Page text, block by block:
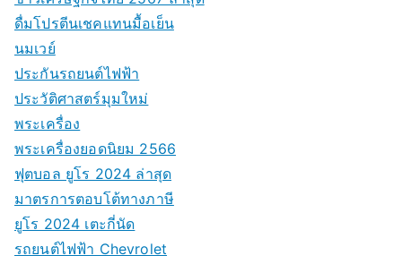
ดื่มโปรตีนเชคแทนมื้อเย็น
นมเวย์
ประกันรถยนต์ไฟฟ้า
ประวัติศาสตร์มุมใหม่
พระเครื่อง
พระเครื่องยอดนิยม 2566
ฟุตบอล ยูโร 2024 ล่าสุด
มาตรการตอบโต้ทางภาษี
ยูโร 2024 เตะกี่นัด
รถยนต์ไฟฟ้า Chevrolet